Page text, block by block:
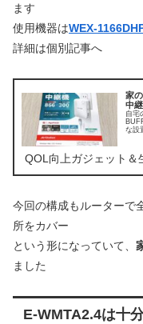
ます
使用機器はWEX-
詳細は個別記事へ
家
中
自宅
な設
QOL向上ガジェット＆
今回の構成もルーターで
所をカバー
という形になっていて、
ました
E-WMTA2.4は十